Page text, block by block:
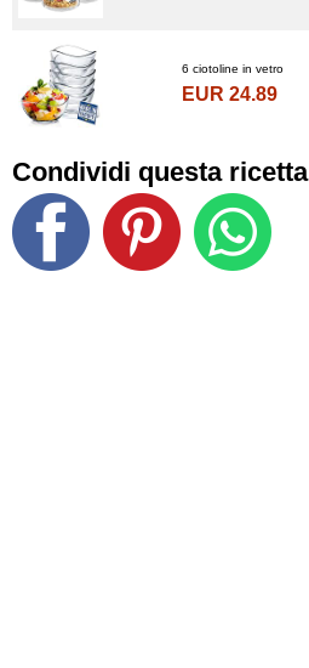
6 ciotoline in vetro
EUR 24.89
Condividi questa ricetta